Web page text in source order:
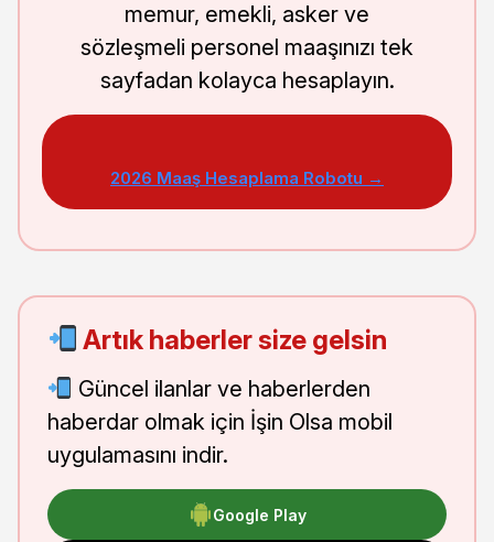
memur, emekli, asker ve
sözleşmeli personel maaşınızı tek
sayfadan kolayca hesaplayın.
2026 Maaş Hesaplama Robotu →
Artık haberler size gelsin
Güncel ilanlar ve haberlerden
haberdar olmak için İşin Olsa mobil
uygulamasını indir.
Google Play